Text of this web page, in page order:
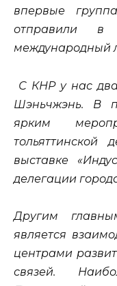
впервые
отправили
международный
С КНР у нас
Шэньчжэнь. В
ярким
тольяттинской
выставке
делегации
Другим
является
центрами
связей.